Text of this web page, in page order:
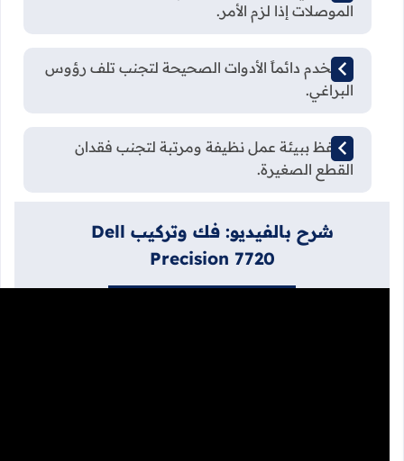
الموصلات إذا لزم الأمر.
استخدم دائماً الأدوات الصحيحة لتجنب تلف رؤوس
البراغي.
احتفظ ببيئة عمل نظيفة ومرتبة لتجنب فقدان
القطع الصغيرة.
شرح بالفيديو: فك وتركيب Dell
Precision 7720